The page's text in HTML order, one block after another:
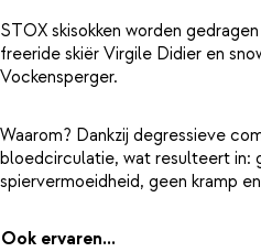
STOX skisokken worden
freeride skiër Virgile Didier en
Vockensperger.
Waarom? Dankzij degressieve
bloedcirculatie, wat resulteert in:
spiervermoeidheid, geen kramp
Ook ervaren...